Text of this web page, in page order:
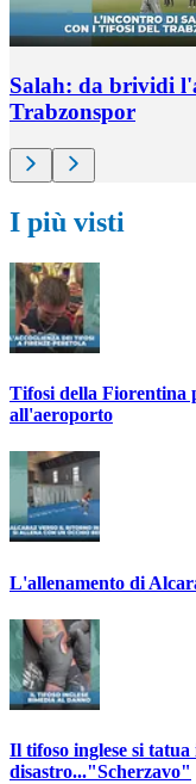
Salah: da brividi
Trabzonspor
I più visti
Tifosi della Fiorentina
all'aeroporto
L'allenamento di
Il tifoso inglese si
disastro..."Scherzavo"